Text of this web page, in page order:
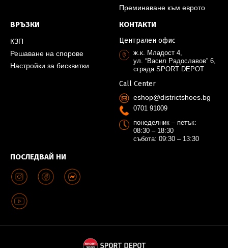
Преминаване към еврото
ВРЪЗКИ
КЗП
Решаване на спорове
Настройки за бисквитки
ПОСЛЕДВАЙ НИ
КОНТАКТИ
Централен офис
ж.к. Младост 4,
ул. “Васил Радославов” 6,
сграда SPORT DEPOT
Call Center
eshop@districtshoes.bg
0701 91009
понеделник – петък:
08:30 – 18:30
събота: 09:30 – 13:30